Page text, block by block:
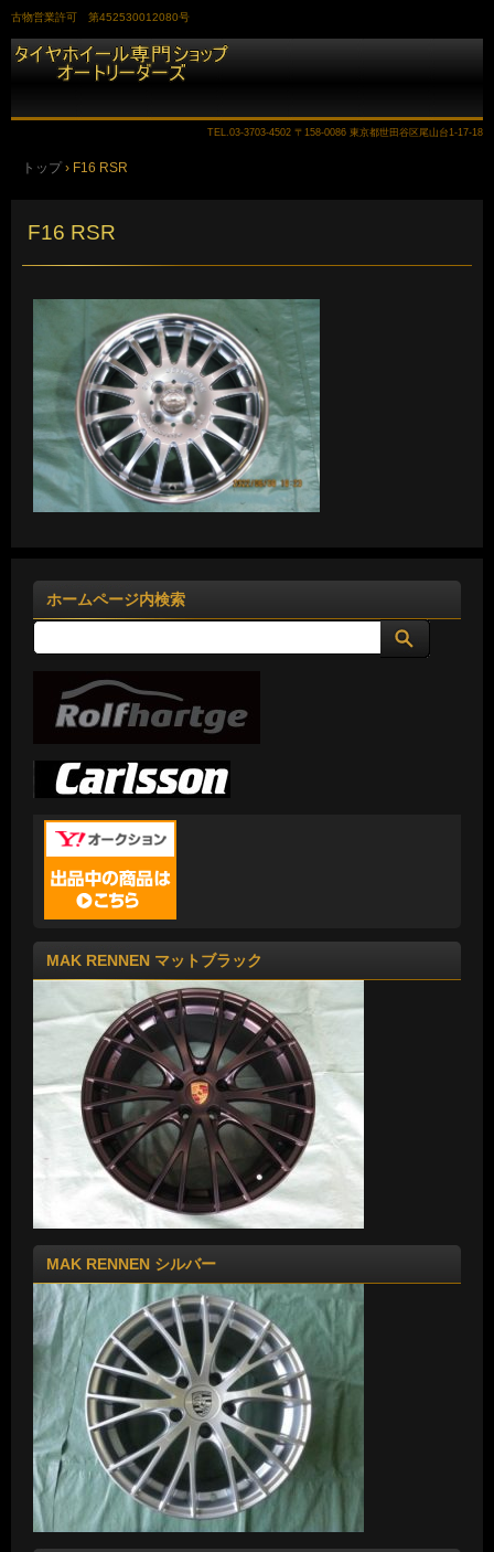
古物営業許可 第452530012080号
TEL.03-3703-4502 〒158-0086 東京都世田谷区尾山台1-17-18
トップ › F16 RSR
F16 RSR
ホームページ内検索
MAK RENNEN マットブラック
MAK RENNEN シルバー